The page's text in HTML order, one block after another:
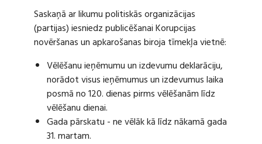
Saskaņā ar likumu politiskās organizācijas
(partijas) iesniedz publicēšanai Korupcijas
novēršanas un apkarošanas biroja tīmekļa vietnē:
Vēlēšanu ieņēmumu un izdevumu deklarāciju,
norādot visus ieņēmumus un izdevumus laika
posmā no 120. dienas pirms vēlēšanām līdz
vēlēšanu dienai.
Gada pārskatu - ne vēlāk kā līdz nākamā gada
31. martam.